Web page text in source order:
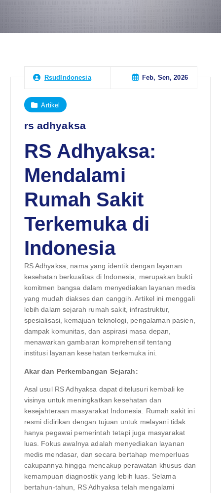
RsudIndonesia Feb, Sen, 2026
Artikel
rs adhyaksa
RS Adhyaksa:
Mendalami
Rumah Sakit
Terkemuka di
Indonesia
RS Adhyaksa, nama yang identik dengan layanan
kesehatan berkualitas di Indonesia, merupakan bukti
komitmen bangsa dalam menyediakan layanan medis
yang mudah diakses dan canggih. Artikel ini menggali
lebih dalam sejarah rumah sakit, infrastruktur,
spesialisasi, kemajuan teknologi, pengalaman pasien,
dampak komunitas, dan aspirasi masa depan,
menawarkan gambaran komprehensif tentang
institusi layanan kesehatan terkemuka ini.
Akar dan Perkembangan Sejarah:
Asal usul RS Adhyaksa dapat ditelusuri kembali ke
visinya untuk meningkatkan kesehatan dan
kesejahteraan masyarakat Indonesia. Rumah sakit ini
resmi didirikan dengan tujuan untuk melayani tidak
hanya pegawai pemerintah tetapi juga masyarakat
luas. Fokus awalnya adalah menyediakan layanan
medis mendasar, dan secara bertahap memperluas
cakupannya hingga mencakup perawatan khusus dan
kemampuan diagnostik yang lebih luas. Selama
bertahun-tahun, RS Adhyaksa telah mengalami